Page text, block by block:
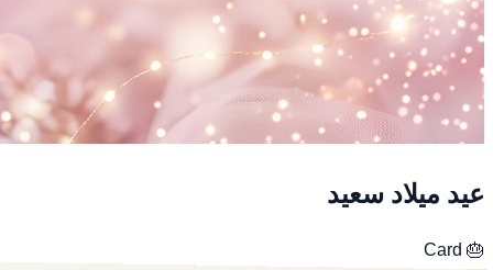
عيد ميلاد سعيد
🎂